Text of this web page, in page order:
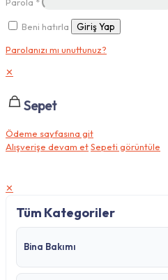
Beni hatırla Giriş Yap
Parolanızı mı unuttunuz?
✕
Sepet
Ödeme sayfasına git
Alışverişe devam etSepeti görüntüle
✕
Tüm Kategoriler
Bina Bakımı